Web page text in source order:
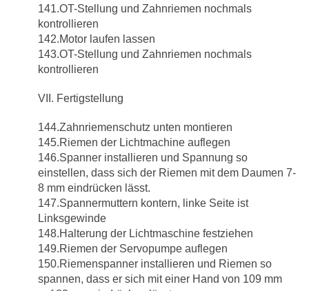
141.OT-Stellung und Zahnriemen nochmals
kontrollieren
142.Motor laufen lassen
143.OT-Stellung und Zahnriemen nochmals
kontrollieren
VII. Fertigstellung
144.Zahnriemenschutz unten montieren
145.Riemen der Lichtmachine auflegen
146.Spanner installieren und Spannung so
einstellen, dass sich der Riemen mit dem Daumen 7-
8 mm eindrücken lässt.
147.Spannermuttern kontern, linke Seite ist
Linksgewinde
148.Halterung der Lichtmaschine festziehen
149.Riemen der Servopumpe auflegen
150.Riemenspanner installieren und Riemen so
spannen, dass er sich mit einer Hand von 109 mm